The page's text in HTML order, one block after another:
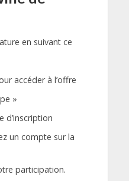
en suivant ce
accéder à l’offre
»
d’inscription
un compte sur la
participation.